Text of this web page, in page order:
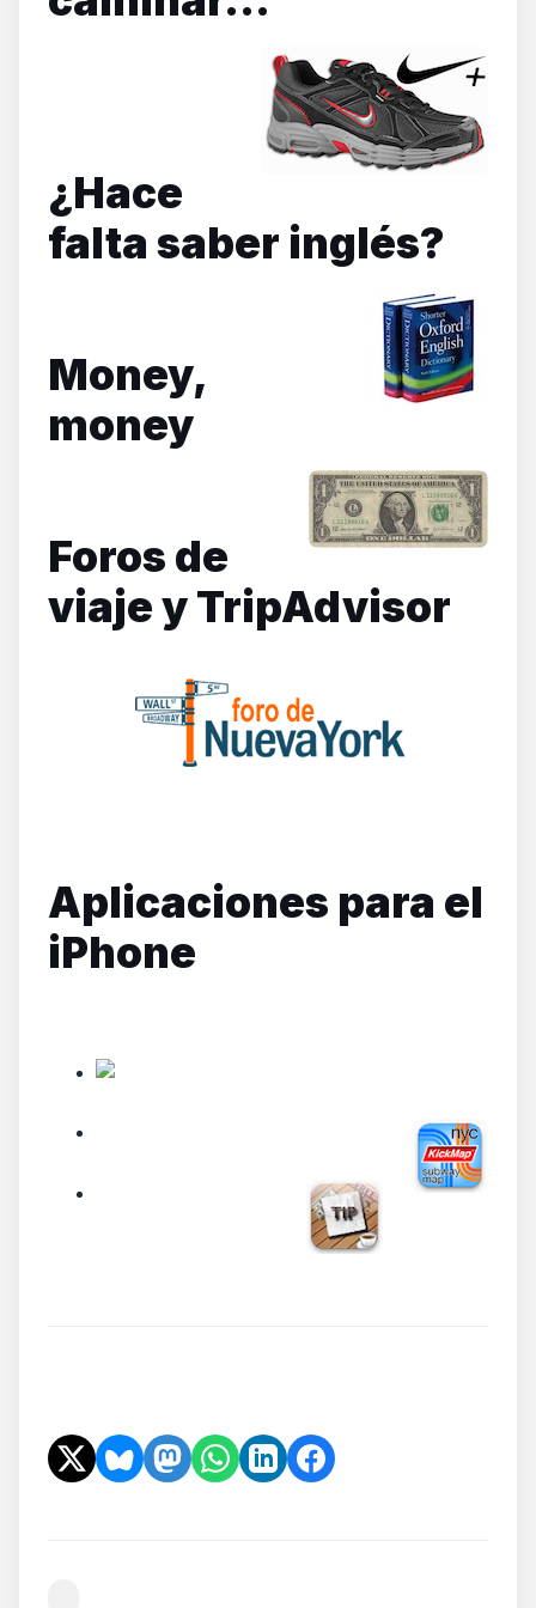
¿Hace
falta saber inglés?
Money,
money
Foros de
viaje y TripAdvisor
Aplicaciones para el
iPhone